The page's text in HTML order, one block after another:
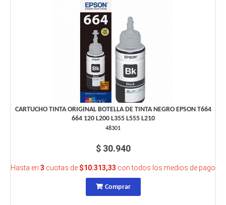
CARTUCHO TINTA ORIGINAL BOTELLA DE TINTA NEGRO EPSON T664
664 120 L200 L355 L555 L210
48301
$ 30.940
Hasta en 3 cuotas de $10.313,33 con todos los medios de pago
Comprar